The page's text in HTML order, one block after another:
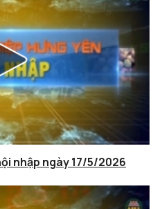
nhập ngày 17/5/2026